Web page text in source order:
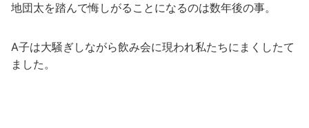
地団太を踏んで悔しがることになるのは数年後の事。
A子は大騒ぎしながら飲み会に現われ私たちにまくしたて
ました。